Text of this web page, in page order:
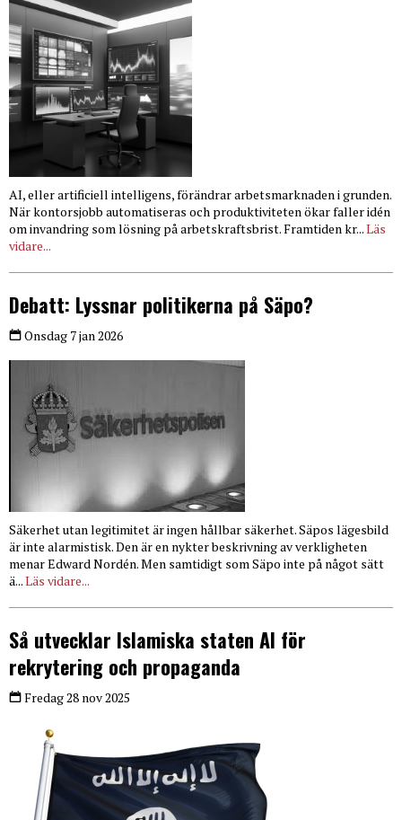
AI, eller artificiell intelligens, förändrar arbetsmarknaden i grunden.
När kontorsjobb automatiseras och produktiviteten ökar faller idén
om invandring som lösning på arbetskraftsbrist. Framtiden kr...Läs
vidare...
Debatt: Lyssnar politikerna på Säpo?
Onsdag 7 jan 2026
Säkerhet utan legitimitet är ingen hållbar säkerhet. Säpos lägesbild
är inte alarmistisk. Den är en nykter beskrivning av verkligheten
menar Edward Nordén. Men samtidigt som Säpo inte på något sätt
ä...Läs vidare...
Så utvecklar Islamiska staten AI för
rekrytering och propaganda
Fredag 28 nov 2025